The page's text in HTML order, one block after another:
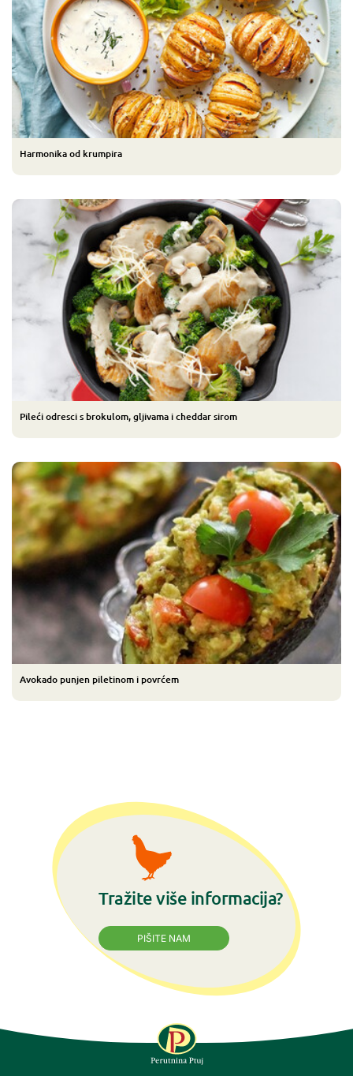
Harmonika od krumpira
Pileći odresci s brokulom, gljivama i cheddar sirom
Avokado punjen piletinom i povrćem
Tražite više informacija?
PIŠITE NAM